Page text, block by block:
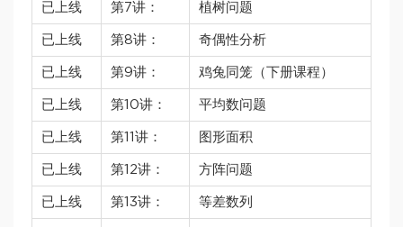
已上线 第7讲： 植树问题
已上线 第8讲： 奇偶性分析
已上线 第9讲： 鸡兔同笼（下册课程）
已上线 第10讲： 平均数问题
已上线 第11讲： 图形面积
已上线 第12讲： 方阵问题
已上线 第13讲： 等差数列